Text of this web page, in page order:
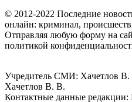
© 2012-2022 Последние
онлайн: криминал,
Отправляя любую форму на
политикой
Учредитель СМИ: Хaчeтлoв
Хaчeтлoв B. B.
Контактные данные редакции: